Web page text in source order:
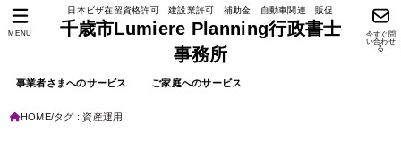
日本ビザ在留資格許可 建設業許可 補助金 自動車関連 販促
千歳市Lumiere Planning行政書士
事務所
事業者さまへのサービス ご家庭へのサービス
今すぐ問
い合わせ
る
MENU
HOME タグ : 資産運用